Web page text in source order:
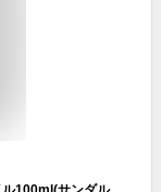
【odiD】ミルクプロテイン インテンシブヘアオイル100ml(サンダルウッドフィグ) ヘアケア ダメージケア ふわふわ さらさら髪